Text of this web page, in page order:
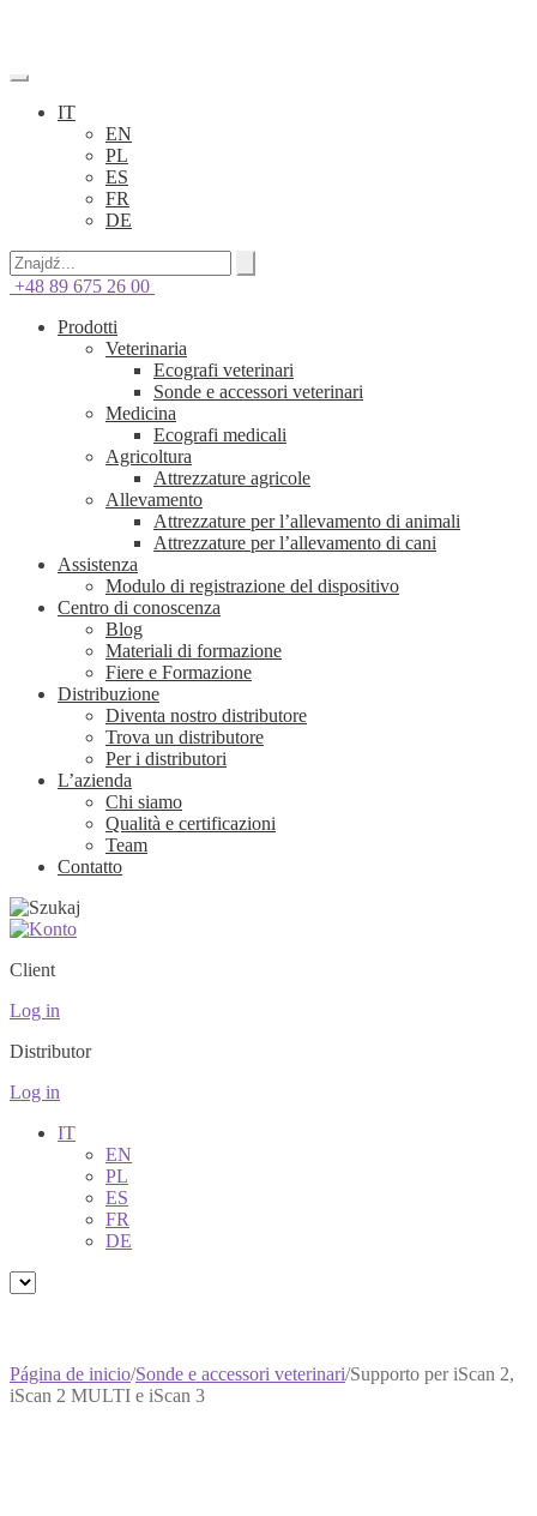
IT
EN
PL
ES
FR
DE
+48 89 675 26 00
Prodotti
Veterinaria
Ecografi veterinari
Sonde e accessori veterinari
Medicina
Ecografi medicali
Agricoltura
Attrezzature agricole
Allevamento
Attrezzature per l’allevamento di animali
Attrezzature per l’allevamento di cani
Assistenza
Modulo di registrazione del dispositivo
Centro di conoscenza
Blog
Materiali di formazione
Fiere e Formazione
Distribuzione
Diventa nostro distributore
Trova un distributore
Per i distributori
L’azienda
Chi siamo
Qualità e certificazioni
Team
Contatto
Client
Log in
Distributor
Log in
IT
EN
PL
ES
FR
DE
Página de inicio/Sonde e accessori veterinari/Supporto per iScan 2,
iScan 2 MULTI e iScan 3